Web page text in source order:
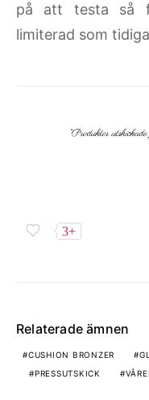
på att testa så
limiterad som
3+
Relaterade ämnen
CUSHION BRONZER
PRESSUTSKICK